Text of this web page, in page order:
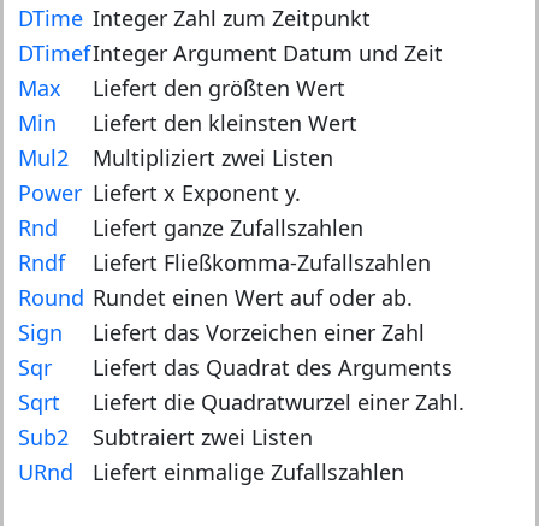
DTime Integer Zahl zum Zeitpunkt
DTimefInteger Argument Datum und Zeit
Max
Liefert den größten Wert
Min
Liefert den kleinsten Wert
Mul2
Multipliziert zwei Listen
Power Liefert x Exponent y.
Rnd
Liefert ganze Zufallszahlen
Rndf
Liefert Fließkomma-Zufallszahlen
Round Rundet einen Wert auf oder ab.
Sign
Liefert das Vorzeichen einer Zahl
Sqr
Liefert das Quadrat des Arguments
Sqrt
Liefert die Quadratwurzel einer Zahl.
Sub2
Subtraiert zwei Listen
URnd
Liefert einmalige Zufallszahlen